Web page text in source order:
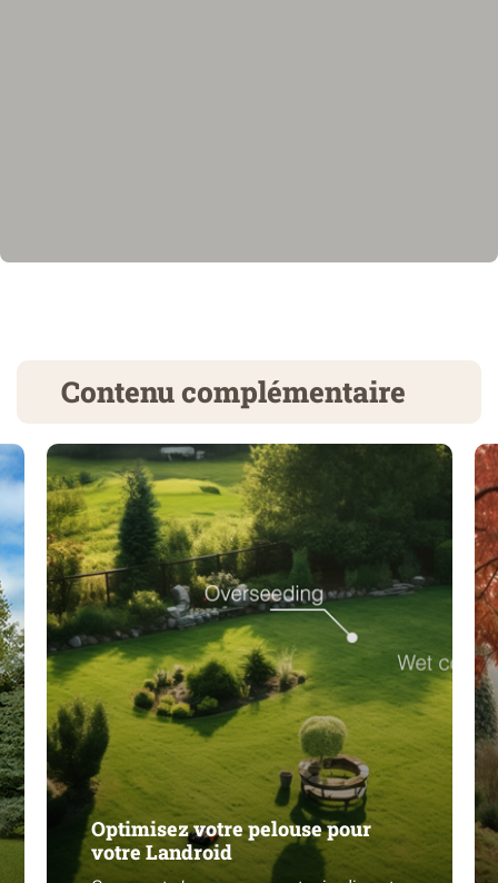
Contenu complémentaire
Optimisez votre pelouse pour
votre Landroid